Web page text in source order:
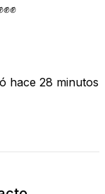
hace 28 minutos